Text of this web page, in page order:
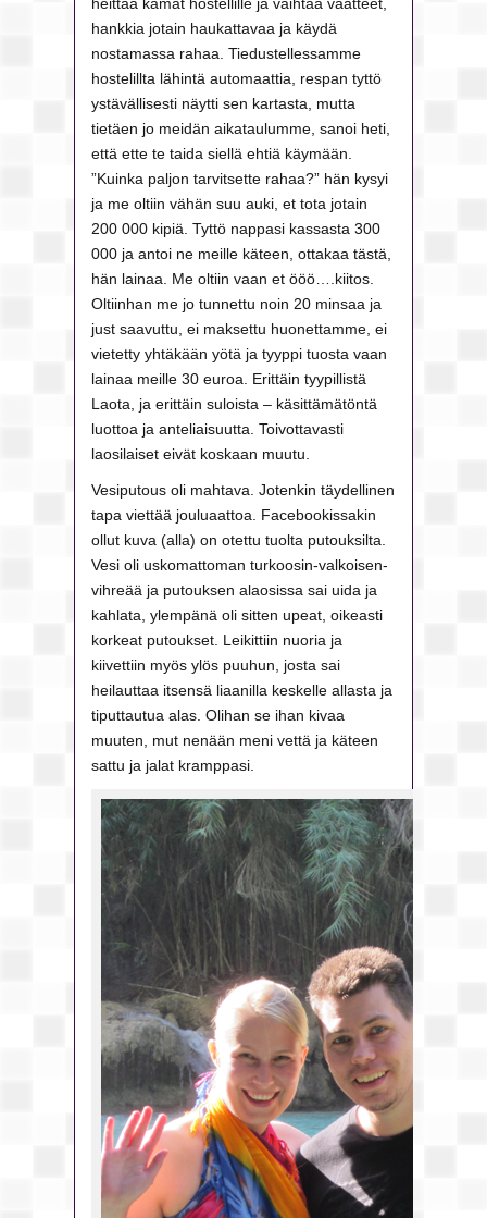
hankkia jotain haukattavaa ja käydä
nostamassa rahaa. Tiedustellessamme
hostelillta lähintä automaattia, respan tyttö
ystävällisesti näytti sen kartasta, mutta
tietäen jo meidän aikataulumme, sanoi heti,
että ette te taida siellä ehtiä käymään.
”Kuinka paljon tarvitsette rahaa?” hän kysyi
ja me oltiin vähän suu auki, et tota jotain
200 000 kipiä. Tyttö nappasi kassasta 300
000 ja antoi ne meille käteen, ottakaa tästä,
hän lainaa. Me oltiin vaan et ööö….kiitos.
Oltiinhan me jo tunnettu noin 20 minsaa ja
just saavuttu, ei maksettu huonettamme, ei
vietetty yhtäkään yötä ja tyyppi tuosta vaan
lainaa meille 30 euroa. Erittäin tyypillistä
Laota, ja erittäin suloista – käsittämätöntä
luottoa ja anteliaisuutta. Toivottavasti
laosilaiset eivät koskaan muutu.
Vesiputous oli mahtava. Jotenkin täydellinen
tapa viettää jouluaattoa. Facebookissakin
ollut kuva (alla) on otettu tuolta putouksilta.
Vesi oli uskomattoman turkoosin-valkoisen-
vihreää ja putouksen alaosissa sai uida ja
kahlata, ylempänä oli sitten upeat, oikeasti
korkeat putoukset. Leikittiin nuoria ja
kiivettiin myös ylös puuhun, josta sai
heilauttaa itsensä liaanilla keskelle allasta ja
tiputtautua alas. Olihan se ihan kivaa
muuten, mut nenään meni vettä ja käteen
sattu ja jalat kramppasi.